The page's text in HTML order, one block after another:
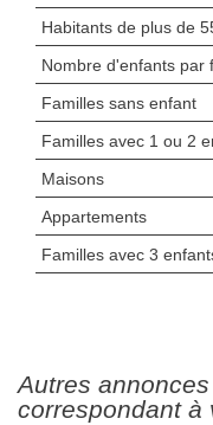
Habitants de plus de
Nombre d'enfants par
Familles sans enfant
Familles avec 1 ou 2
Maisons
Appartements
Familles avec 3
autres annonces immobilières
correspondant à